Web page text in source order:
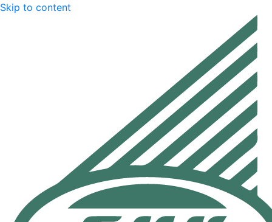
Skip to content